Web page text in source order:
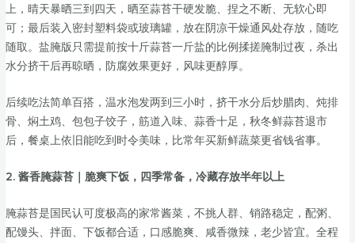
上，晴天暴晒三到四天，晒至蒜苔干硬发脆、捏之不断、无软心即
可；最后装入密封塑料袋或玻璃罐，放在阴凉干燥通风处存放，随吃
随取。盐腌版只需提前按十斤蒜苔一斤盐的比例揉搓腌制过夜，杀出
水分挤干后再晾晒，防腐效果更好，风味更醇厚。
后续吃法简单百搭，温水泡发两到三小时，挤干水分后炒腊肉、炖排
骨、焖土鸡、包包子饺子，筋道入味、蒜香十足，秋冬鲜蒜苔退市
后，餐桌上依旧能吃到时令美味，比常年买新鲜蔬菜更省钱省事。
2. 酱香腌蒜苔｜脆爽下饭，四季常备，冷藏存放半年以上
腌蒜苔是国民认可度极高的家常酱菜，不挑人群、销路稳定，配粥、
配馒头、拌面、下饭都合适，口感脆爽、咸香微辣，老少皆宜。全程